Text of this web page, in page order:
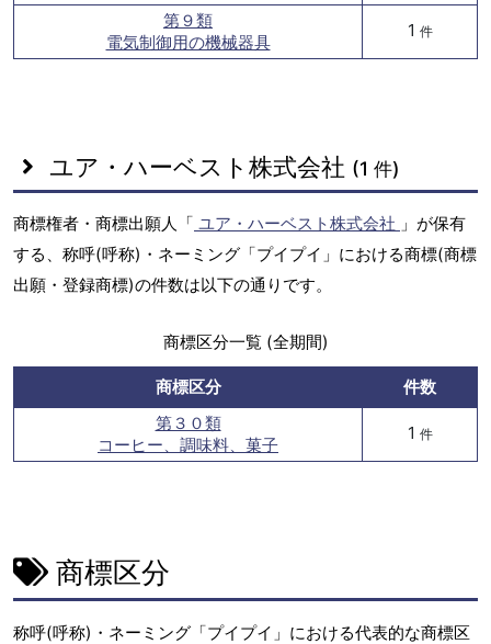
第９類
電気制御用の機械器具
1 件
ユア・ハーベスト株式会社 (1 件)
商標権者・商標出願人「 ユア・ハーベスト株式会社 」が保有
する、称呼(呼称)・ネーミング「プイプイ」における商標(商標
出願・登録商標)の件数は以下の通りです。
商標区分一覧 (全期間)
商標区分
件数
第３０類
コーヒー、調味料、菓子
1 件
商標区分
称呼(呼称)・ネーミング「プイプイ」における代表的な商標区